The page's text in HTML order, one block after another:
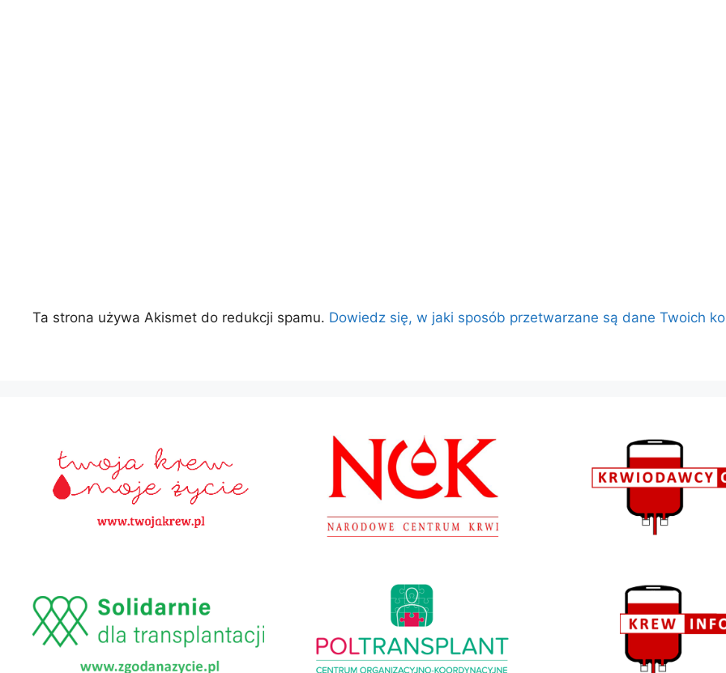
Ta strona używa Akismet do redukcji spamu. Dowiedz się, w jaki sposób przetwarzane są dane Twoich